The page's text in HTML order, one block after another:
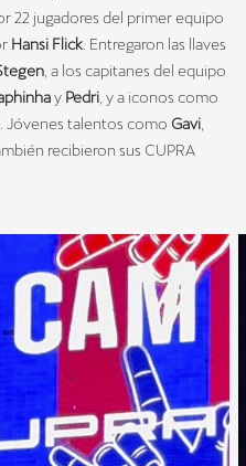
22 jugadores del primer equipo
Hansi Flick. Entregaron las llaves
, a los capitanes del equipo
y Pedri, y a iconos como
. Jóvenes talentos como Gavi,
recibieron sus CUPRA